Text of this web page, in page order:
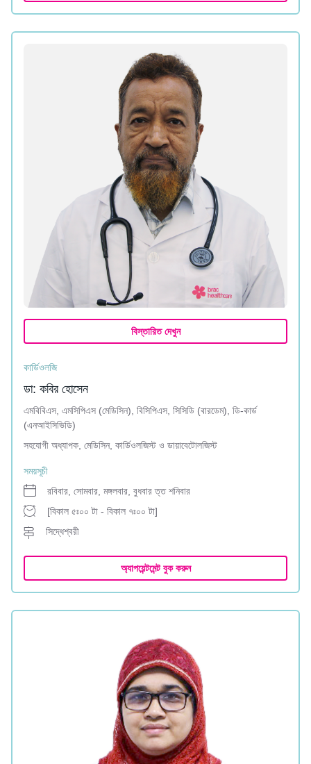
বিস্তারিত দেখুন
কার্ডিওলজি
ডা: কবির হোসেন
এমবিবিএস, এমসিপিএস (মেডিসিন), বিসিপিএস, সিসিডি (বারডেম), ডি-কার্ড
(এনআইসিভিডি)
সহযোগী অধ্যাপক, মেডিসিন, কার্ডিওলজিস্ট ও ডায়াবেটোলজিস্ট
সময়সূচী
রবিবার, সোমবার, মঙ্গলবার, বুধবার ত্ত শনিবার
[বিকাল ৫ঃ০০ টা - বিকাল ৭ঃ০০ টা]
সিদ্ধেশ্বরী
অ্যাপয়েন্টমেন্ট বুক করুন